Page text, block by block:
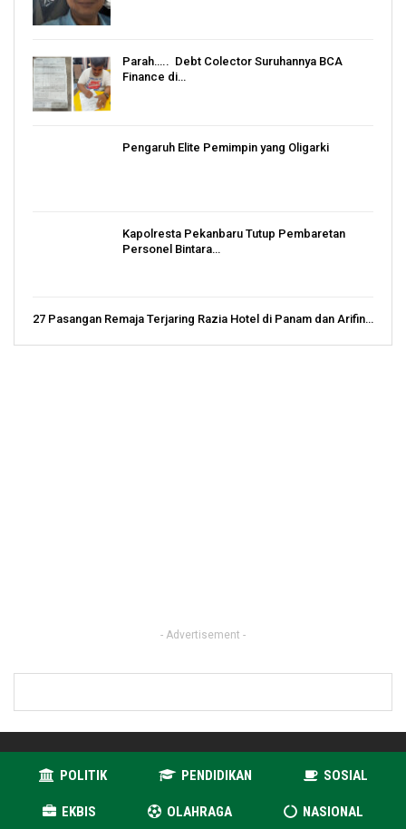
Parah….. Debt Colector Suruhannya BCA
Finance di…
Pengaruh Elite Pemimpin yang Oligarki
Kapolresta Pekanbaru Tutup Pembaretan
Personel Bintara…
27 Pasangan Remaja Terjaring Razia Hotel di Panam dan Arifin…
- Advertisement -
POLITIK PENDIDIKAN SOSIAL
EKBIS OLAHRAGA NASIONAL